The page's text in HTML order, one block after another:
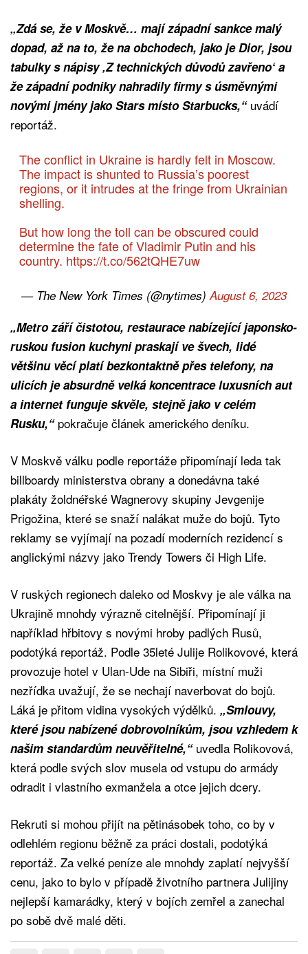
„Zdá se, že v Moskvě… mají západní sankce malý
dopad, až na to, že na obchodech, jako je Dior, jsou
tabulky s nápisy ‚Z technických důvodů zavřeno‘ a
že západní podniky nahradily firmy s úsměvnými
novými jmény jako Stars místo Starbucks,“uvádí
reportáž.
The conflict in Ukraine is hardly felt in Moscow.
The impact is shunted to Russia’s poorest
regions, or it intrudes at the fringe from Ukrainian
shelling.
But how long the toll can be obscured could
determine the fate of Vladimir Putin and his
country. https://t.co/562tQHE7uw
— The New York Times (@nytimes) August 6, 2023
„Metro září čistotou, restaurace nabízející japonsko-
ruskou fusion kuchyni praskají ve švech, lidé
většinu věcí platí bezkontaktně přes telefony, na
ulicích je absurdně velká koncentrace luxusních aut
a internet funguje skvěle, stejně jako v celém
Rusku,“pokračuje článek amerického deníku.
V Moskvě válku podle reportáže připomínají leda tak
billboardy ministerstva obrany a donedávna také
plakáty žoldnéřské Wagnerovy skupiny Jevgenije
Prigožina, které se snaží nalákat muže do bojů. Tyto
reklamy se vyjímají na pozadí moderních rezidencí s
anglickými názvy jako Trendy Towers či High Life.
V ruských regionech daleko od Moskvy je ale válka na
Ukrajině mnohdy výrazně citelnější. Připomínají ji
například hřbitovy s novými hroby padlých Rusů,
podotýká reportáž. Podle 35leté Julije Rolikovové, která
provozuje hotel v Ulan-Ude na Sibiři, místní muži
nezřídka uvažují, že se nechají naverbovat do bojů.
Láká je přitom vidina vysokých výdělků. „Smlouvy,
které jsou nabízené dobrovolníkům, jsou vzhledem k
našim standardům neuvěřitelné,“uvedla Rolikovová,
která podle svých slov musela od vstupu do armády
odradit i vlastního exmanžela a otce jejich dcery.
Rekruti si mohou přijít na pětinásobek toho, co by v
odlehlém regionu běžně za práci dostali, podotýká
reportáž. Za velké peníze ale mnohdy zaplatí nejvyšší
cenu, jako to bylo v případě životního partnera Julijiny
nejlepší kamarádky, který v bojích zemřel a zanechal
po sobě dvě malé děti.